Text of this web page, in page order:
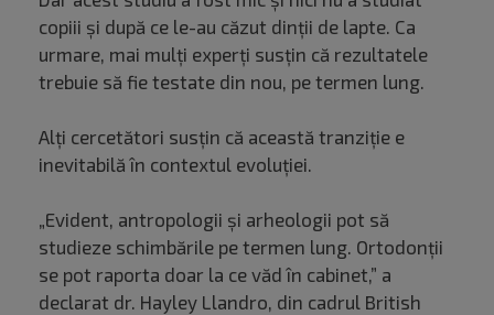
copiii și după ce le-au căzut dinții de lapte. Ca
urmare, mai mulți experți susțin că rezultatele
trebuie să fie testate din nou, pe termen lung.
Alți cercetători susțin că această tranziție e
inevitabilă în contextul evoluției.
„Evident, antropologii și arheologii pot să
studieze schimbările pe termen lung. Ortodonții
se pot raporta doar la ce văd în cabinet,” a
declarat dr. Hayley Llandro, din cadrul British